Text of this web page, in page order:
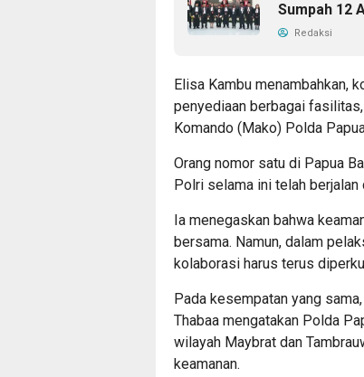
Sumpah 12
Redaksi
Elisa Kambu menambahkan,
penyediaan berbagai
Komando (Mako) Polda
Orang nomor satu di Papua
Polri selama ini telah berjalan
Ia menegaskan bahwa
bersama. Namun, dalam
kolaborasi harus terus
Pada kesempatan yang
Thabaa mengatakan Polda
wilayah Maybrat dan
keamanan.